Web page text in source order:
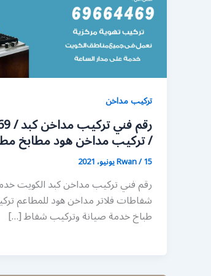
تركيب مداخن
رقم
/ تركيب مداخن هود مطابخ
Rwan/15 يونيو، 2021
رقم فني تركيب مداخن كبد الكويت
شفاطات فلاتر مداخن هود للمطاعم
طباخ خدمة صيانة وتركيب شفاط […]